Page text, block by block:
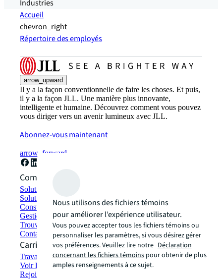
Industries
Accueil
chevron_right
Répertoire des employés
arrow_upward
Il y a la façon conventionnelle de faire les choses. Et puis,
il y a la façon JLL. Une manière plus innovante,
intelligente et humaine. Découvrez comment vous pouvez
vous diriger vers un avenir lumineux avec JLL.
Abonnez-vous maintenant
arrow_forward
Comment pouvons-nous vous aider ?
Solutions de développement durable
Solutions d'espace de travail hybride
Construction et location écologiques
Gestion de portefeuille
Trouver et louer un espace
Contactez-nous
Carrières
Travailler chez JLL
Voir les offres d'emploi
Rejoindre le réseau de talents
Nous utilisons des fichiers témoins
pour améliorer l’expérience utilisateur.
Vous pouvez accepter tous les fichiers témoins ou
personnaliser les paramètres, si vous désirez gérer
vos préférences. Veuillez lire notre Déclaration
concernant les fichiers témoinspour obtenir de plus
amples renseignements à ce sujet.